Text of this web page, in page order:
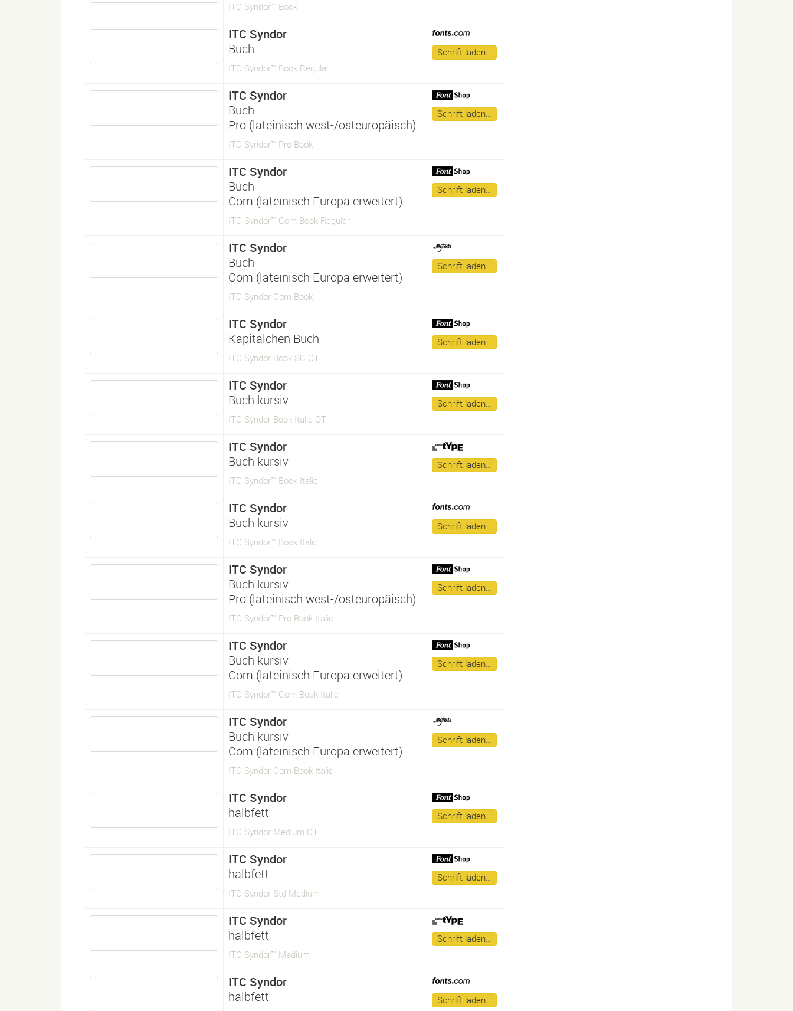
ITC Syndor™ Book
ITC Syndor
Buch
ITC Syndor™ Book Regular
Schrift laden…
ITC Syndor
Buch
Pro (lateinisch west-/osteuropäisch)
ITC Syndor™ Pro Book
Schrift laden…
ITC Syndor
Buch
Com (lateinisch Europa erweitert)
ITC Syndor™ Com Book Regular
Schrift laden…
ITC Syndor
Buch
Com (lateinisch Europa erweitert)
ITC Syndor Com Book
Schrift laden…
ITC Syndor
Kapitälchen Buch
ITC Syndor Book SC OT
Schrift laden…
ITC Syndor
Buch kursiv
ITC Syndor Book Italic OT
Schrift laden…
ITC Syndor
Buch kursiv
ITC Syndor™ Book Italic
Schrift laden…
ITC Syndor
Buch kursiv
ITC Syndor™ Book Italic
Schrift laden…
ITC Syndor
Buch kursiv
Pro (lateinisch west-/osteuropäisch)
ITC Syndor™ Pro Book Italic
Schrift laden…
ITC Syndor
Buch kursiv
Com (lateinisch Europa erweitert)
ITC Syndor™ Com Book Italic
Schrift laden…
ITC Syndor
Buch kursiv
Com (lateinisch Europa erweitert)
ITC Syndor Com Book Italic
Schrift laden…
ITC Syndor
halbfett
ITC Syndor Medium OT
Schrift laden…
ITC Syndor
halbfett
ITC Syndor Std Medium
Schrift laden…
ITC Syndor
halbfett
ITC Syndor™ Medium
Schrift laden…
ITC Syndor
halbfett
Schrift laden…